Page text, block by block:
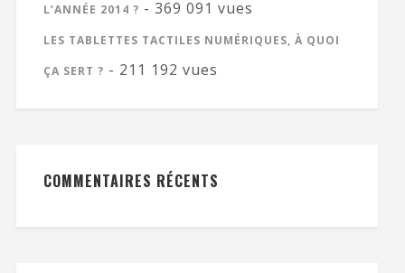
L’ANNÉE 2014 ? - 369 091 vues
LES TABLETTES TACTILES NUMÉRIQUES, À QUOI
ÇA SERT ? - 211 192 vues
COMMENTAIRES RÉCENTS